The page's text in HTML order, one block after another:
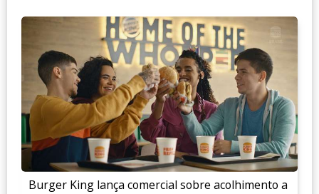
Burger King lança comercial sobre acolhimento a